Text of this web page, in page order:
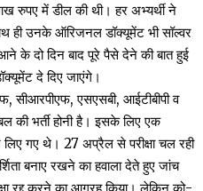
रुपए में डील की थी। हर अभ्यर्थी ने
ही उनके ऑरिजनल डॉक्यूमेंट भी सॉल्वर
के दो दिन बाद पूरे पैसे देने की बात हुई
दे दिए जाएंगे।
सीआरपीएफ, एसएसबी, आईटीबीपी व
की ​भर्ती होनी है। इसके लिए एक
गए थे। 27 अप्रैल से परीक्षा चल रही
बनाए रखने का हवाला देते हुए जांच